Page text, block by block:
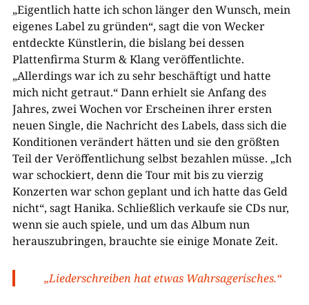
„Eigentlich hatte ich schon länger den Wunsch, mein
eigenes Label zu gründen“, sagt die von Wecker
entdeckte Künstlerin, die bislang bei dessen
Plattenfirma Sturm & Klang veröffentlichte.
„Allerdings war ich zu sehr beschäftigt und hatte
mich nicht getraut.“ Dann erhielt sie Anfang des
Jahres, zwei Wochen vor Erscheinen ihrer ersten
neuen Single, die Nachricht des Labels, dass sich die
Konditionen verändert hätten und sie den größten
Teil der Veröffentlichung selbst bezahlen müsse. „Ich
war schockiert, denn die Tour mit bis zu vierzig
Konzerten war schon geplant und ich hatte das Geld
nicht“, sagt Hanika. Schließlich verkaufe sie CDs nur,
wenn sie auch spiele, und um das Album nun
herauszubringen, brauchte sie einige Monate Zeit.
„Liederschreiben hat etwas Wahrsagerisches.“